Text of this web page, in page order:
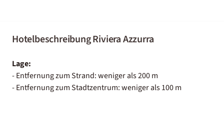
Hotelbeschreibung Riviera Azzurra
Lage:
- Entfernung zum Strand: weniger als 200 m
- Entfernung zum Stadtzentrum: weniger als 100 m